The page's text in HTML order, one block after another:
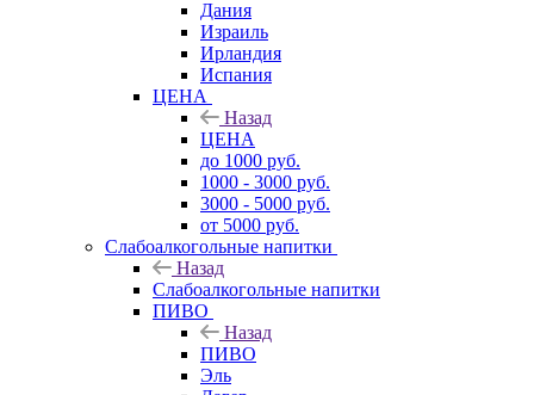
Дания
Израиль
Ирландия
Испания
ЦЕНА
Назад
ЦЕНА
до 1000 руб.
1000 - 3000 руб.
3000 - 5000 руб.
от 5000 руб.
Слабоалкогольные напитки
Назад
Слабоалкогольные напитки
ПИВО
Назад
ПИВО
Эль